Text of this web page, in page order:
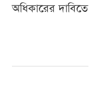
অধিকারের